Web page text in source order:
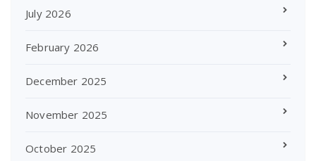
July 2026
February 2026
December 2025
November 2025
October 2025